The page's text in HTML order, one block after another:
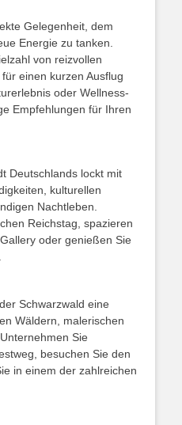
Gelegenheit, dem
Energie zu tanken.
von reizvollen
einen kurzen Ausflug
oder Wellness-
Empfehlungen für Ihren
Deutschlands lockt mit
kulturellen
Nachtleben.
Reichstag, spazieren
oder genießen Sie
Schwarzwald eine
Wäldern, malerischen
Sie
besuchen Sie den
in einem der zahlreichen